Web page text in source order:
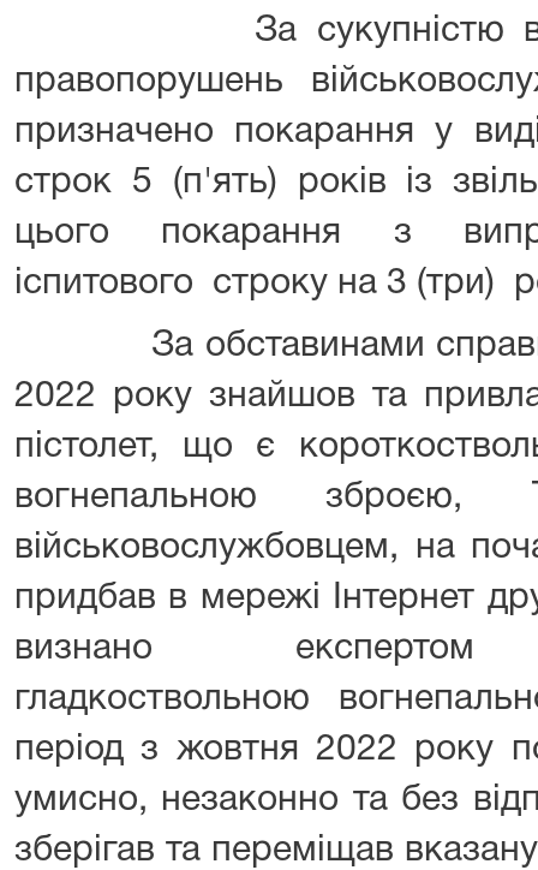
За сукупністю
правопорушень
призначено покарання у
строк 5 (п'ять) років із
цього покарання з
іспитового строку на 3 (три)
За обставинами справи
2022 року знайшов та
пістолет, що є
вогнепальною
військовослужбовцем, на
придбав в мережі Інтернет
визнано експертом
гладкоствольною
період з жовтня 2022 року
умисно, незаконно та без
зберігав та переміщав